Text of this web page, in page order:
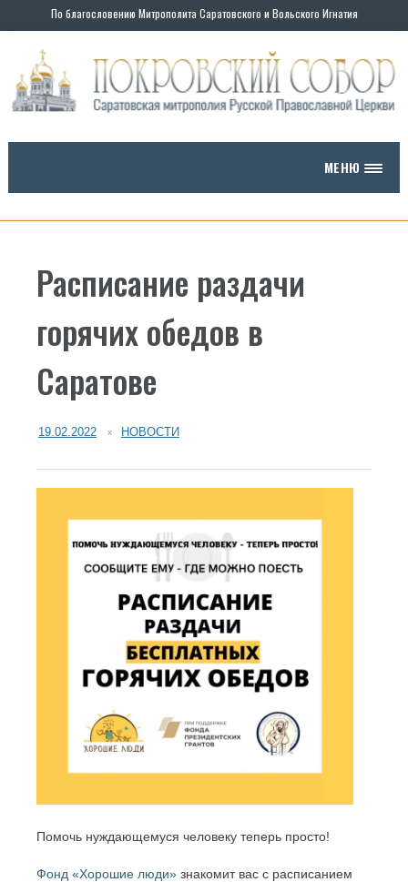
По благословению Митрополита Саратовского и Вольского Игнатия
content
МЕНЮ
Расписание раздачи
горячих обедов в
Саратове
19.02.2022 НОВОСТИ
Помочь нуждающемуся человеку теперь просто!
Фонд «Хорошие люди» знакомит вас с расписанием